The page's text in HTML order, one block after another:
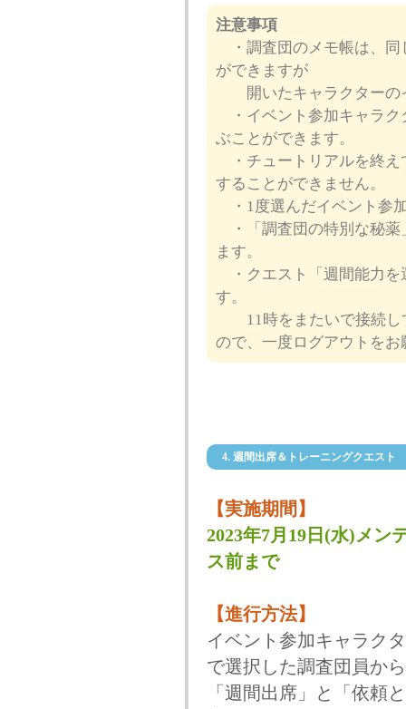
注意事項
・調査団のメモ帳は、同
ができますが
開いたキャラクターの
・イベント参加キャラク
ぶことができます。
・チュートリアルを終え
することができません。
・1度選んだイベント参
・「調査団の特別な秘薬
ます。
・クエスト「週間能力を
す。
11時をまたいで接続し
ので、一度ログアウトをお
4. 週間出席＆トレーニングクエスト
【実施期間】
2023年7月19日(水)メン
ス前まで
【進行方法】
イベント参加キャラク
で選択した調査団員から
「週間出席」と「依頼